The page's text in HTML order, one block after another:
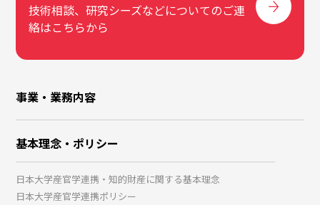
技術相談、研究シーズなどについてのご連
絡はこちらから
事業・業務内容
基本理念・ポリシー
日本大学産官学連携・知的財産に関する基本理念
日本大学産官学連携ポリシー